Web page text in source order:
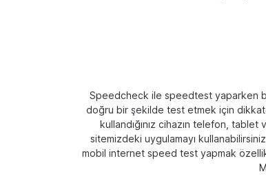
Speedcheck ile speedtest yaparken
doğru bir şekilde test etmek için
kullandığınız cihazın telefon,
sitemizdeki uygulamayı
mobil internet speed test yapmak